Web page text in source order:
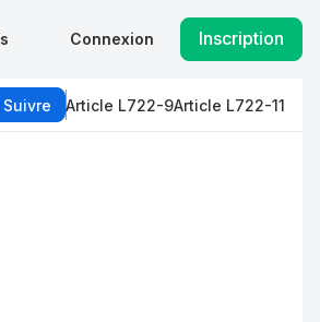
Connexion Inscription
Suivre Article L722-9Article L722-11